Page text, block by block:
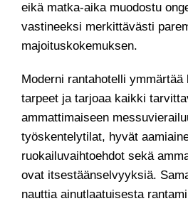
eikä matka-aika muodostu
vastineeksi merkittävästi
majoituskokemuksen.
Moderni rantahotelli
tarpeet ja tarjoaa kaikki
ammattimaiseen
työskentelytilat, hyvät
ruokailuvaihtoehdot sekä
ovat itsestäänselvyyksiä.
nauttia ainutlaatuisesta